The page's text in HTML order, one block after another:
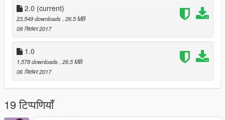
2.0 (current)
23,549 downloads , 26.5 MB
08 सितंबर 2017
1.0
1,578 downloads , 26.5 MB
06 सितंबर 2017
19 टिप्पणियाँ